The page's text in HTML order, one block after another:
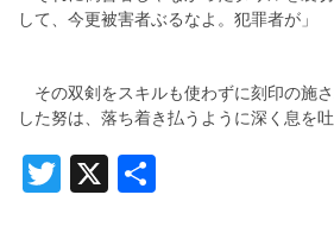
して、今更被害者ぶるなよ。犯罪者が」
その双剣をスキルも使わずに刻印の施
した努は、落ち着き払うように深く息を吐
Twitter
X